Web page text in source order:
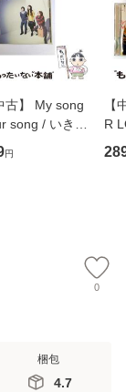
古】 My song
song / いきも
り / [CD]
ール便送料無
円
【
R
産
0
梱包
4.7